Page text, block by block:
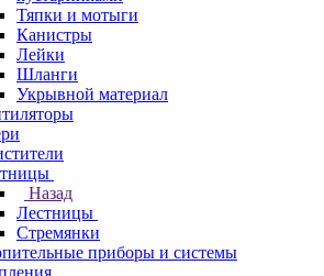
Тяпки и мотыги
Канистры
Лейки
Шланги
Укрывной материал
Назад
Лестницы
Стремянки
приборы и системы